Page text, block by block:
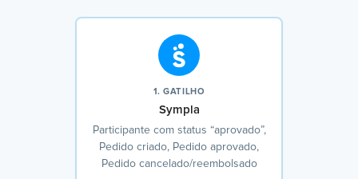
1. GATILHO
Sympla
Participante com status “aprovado”,
Pedido criado, Pedido aprovado,
Pedido cancelado/reembolsado